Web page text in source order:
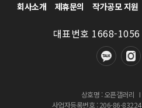
회사소개 제휴문의 작가공모 지원
대표번호 1668-1056
상호명 : 오픈갤러리 I
사업자등록번호 : 206-86-83224